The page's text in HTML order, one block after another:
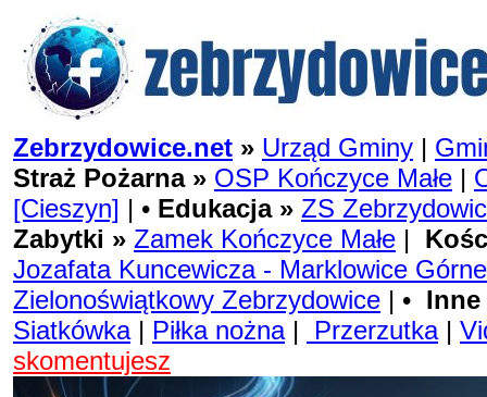
Zebrzydowice.net » Urząd Gminy |
Straż Pożarna » OSP Kończyce Małe |
[Cieszyn] | • Edukacja » ZS
Zabytki » Zamek Kończyce Małe |
Jozafata Kuncewicza - Marklowice Górne
Zielonoświątkowy Zebrzydowice | •
Siatkówka| Piłka nożna | Przerzutka|
skomentujesz